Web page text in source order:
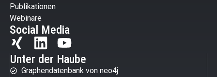
Publikationen
Webinare
Social Media
Unter der Haube
Graphendatenbank von neo4j